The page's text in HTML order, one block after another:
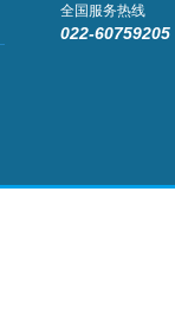
全国服务热线
022-60759205